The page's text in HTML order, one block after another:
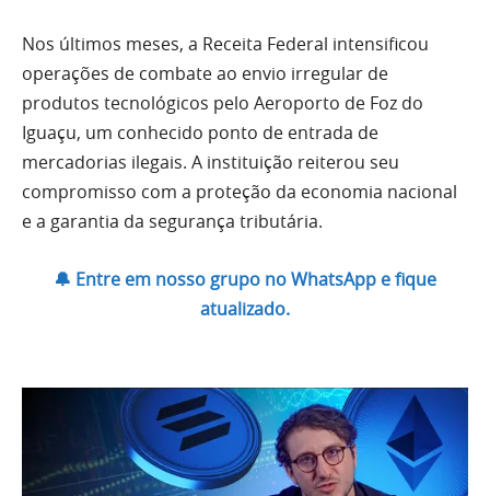
Nos últimos meses, a Receita Federal intensificou
operações de combate ao envio irregular de
produtos tecnológicos pelo Aeroporto de Foz do
Iguaçu, um conhecido ponto de entrada de
mercadorias ilegais. A instituição reiterou seu
compromisso com a proteção da economia nacional
e a garantia da segurança tributária.
🔔 Entre em nosso grupo no WhatsApp e fique
atualizado.